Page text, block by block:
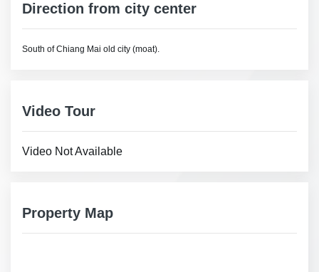
Direction from city center
South of Chiang Mai old city (moat).
Video Tour
Video Not Available
Property Map